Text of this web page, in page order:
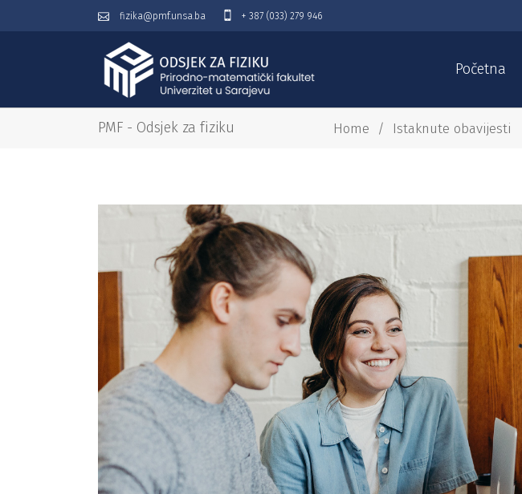
fizika@pmf.unsa.ba + 387 (033) 279 946
Početna
PMF - Odsjek za fiziku Home / Istaknute obavijesti